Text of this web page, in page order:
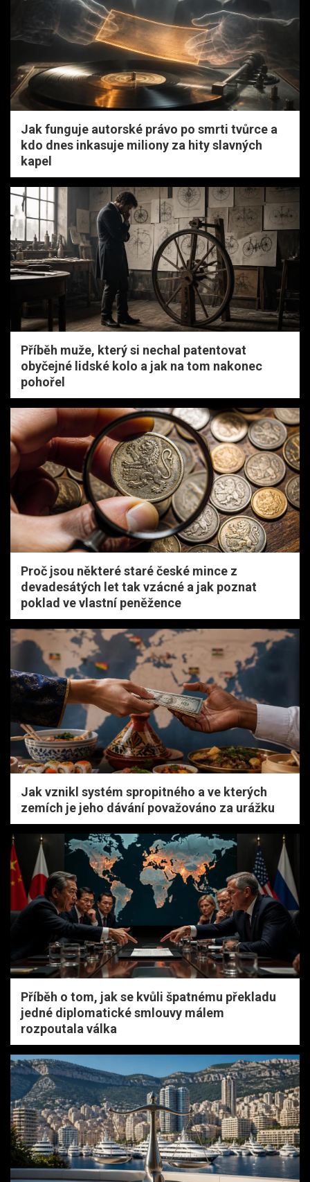
Jak funguje autorské právo po smrti tvůrce a
kdo dnes inkasuje miliony za hity slavných
kapel
Příběh muže, který si nechal patentovat
obyčejné lidské kolo a jak na tom nakonec
pohořel
Proč jsou některé staré české mince z
devadesátých let tak vzácné a jak poznat
poklad ve vlastní peněžence
Jak vznikl systém spropitného a ve kterých
zemích je jeho dávání považováno za urážku
Příběh o tom, jak se kvůli špatnému překladu
jedné diplomatické smlouvy málem
rozpoutala válka